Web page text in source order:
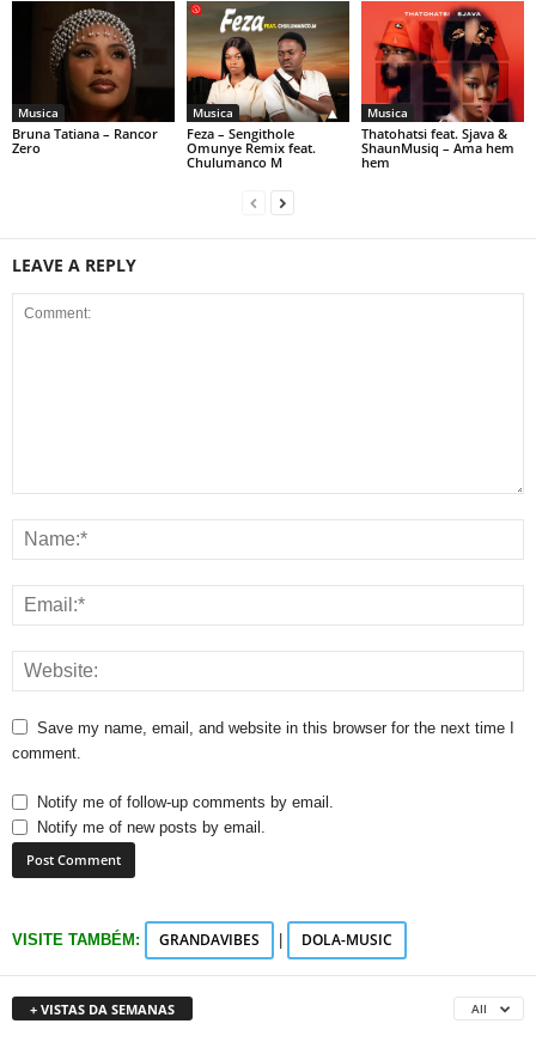
Musica
Bruna Tatiana – Rancor
Zero
Musica
Feza – Sengithole
Omunye Remix feat.
Chulumanco M
Musica
Thatohatsi feat. Sjava &
ShaunMusiq – Ama hem
hem
LEAVE A REPLY
Save my name, email, and website in this browser for the next time I
comment.
Notify me of follow-up comments by email.
Notify me of new posts by email.
VISITE TAMBÉM: GRANDAVIBES DOLA-MUSIC
+ VISTAS DA SEMANAS All